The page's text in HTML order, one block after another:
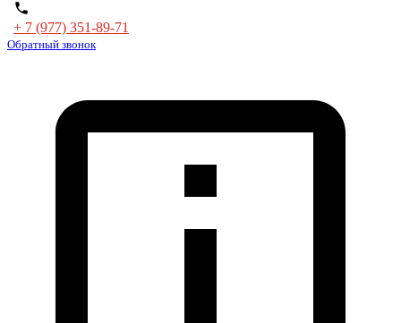
+ 7 (977) 351-89-71
Обратный звонок